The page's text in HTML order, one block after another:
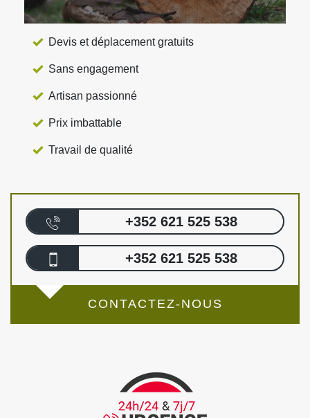
Devis et déplacement gratuits
Sans engagement
Artisan passionné
Prix imbattable
Travail de qualité
+352 621 525 538
+352 621 525 538
CONTACTEZ-NOUS